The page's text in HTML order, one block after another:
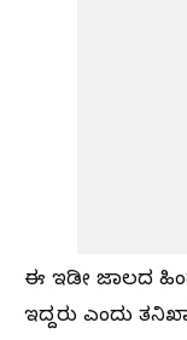
ಈ ಇಡೀ ಜಾಲದ
ಇದ್ದರು ಎಂದು